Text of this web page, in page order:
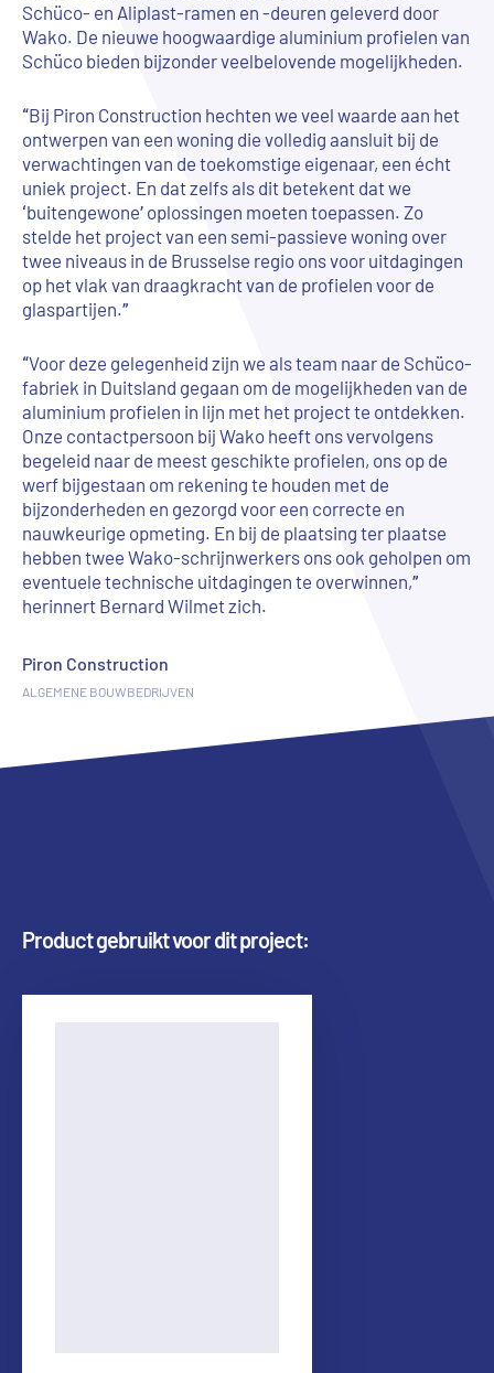
Schüco- en Aliplast-ramen en -deuren geleverd door
Wako. De nieuwe hoogwaardige aluminium profielen van
Schüco bieden bijzonder veelbelovende mogelijkheden.
“Bij Piron Construction hechten we veel waarde aan het
ontwerpen van een woning die volledig aansluit bij de
verwachtingen van de toekomstige eigenaar, een écht
uniek project. En dat zelfs als dit betekent dat we
‘buitengewone’ oplossingen moeten toepassen. Zo
stelde het project van een semi-passieve woning over
twee niveaus in de Brusselse regio ons voor uitdagingen
op het vlak van draagkracht van de profielen voor de
glaspartijen.”
“Voor deze gelegenheid zijn we als team naar de Schüco-
fabriek in Duitsland gegaan om de mogelijkheden van de
aluminium profielen in lijn met het project te ontdekken.
Onze contactpersoon bij Wako heeft ons vervolgens
begeleid naar de meest geschikte profielen, ons op de
werf bijgestaan om rekening te houden met de
bijzonderheden en gezorgd voor een correcte en
nauwkeurige opmeting. En bij de plaatsing ter plaatse
hebben twee Wako-schrijnwerkers ons ook geholpen om
eventuele technische uitdagingen te overwinnen,”
herinnert Bernard Wilmet zich.
Piron Construction
ALGEMENE BOUWBEDRIJVEN
Product gebruikt voor dit project: